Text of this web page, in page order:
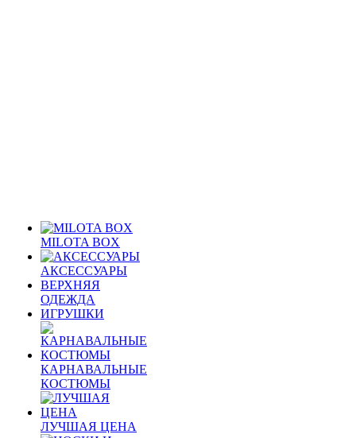
MILOTA BOX
АКСЕССУАРЫ
ВЕРХНЯЯ
ОДЕЖДА
ИГРУШКИ
КАРНАВАЛЬНЫЕ
КОСТЮМЫ
ЛУЧШАЯ ЦЕНА